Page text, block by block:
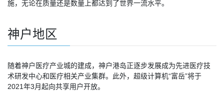
施，无论在质量还是数量上都达到了世界一流水平。
神户地区
随着神户医疗产业城的建成，神户港岛正逐步发展成为先进医疗技
术研发中心和医疗相关产业集群。此外，超级计算机“富岳”将于
2021年3月起向共享用户开放。